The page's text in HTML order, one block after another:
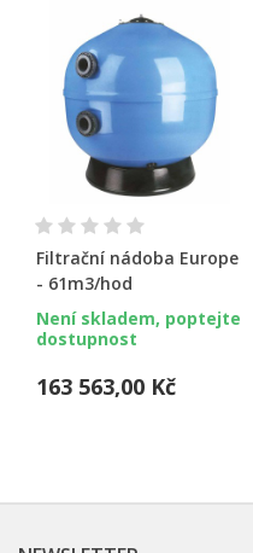
Filtrační nádoba Europe
- 61m3/hod
Není skladem, poptejte
dostupnost
163 563,00 Kč